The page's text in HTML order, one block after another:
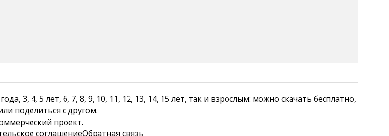
3, 4, 5 лет, 6, 7, 8, 9, 10, 11, 12, 13, 14, 15 лет, так и взрослым: можно скачать бесплатно,
поделиться с другом.
проект.
соглашениеОбратная связь